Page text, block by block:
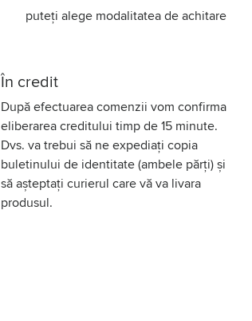
puteți alege modalitatea de achitare
În credit
După efectuarea comenzii vom confirma
eliberarea creditului timp de 15 minute.
Dvs. va trebui să ne expediați copia
buletinului de identitate (ambele părți) și
să așteptați curierul care vă va livara
produsul.